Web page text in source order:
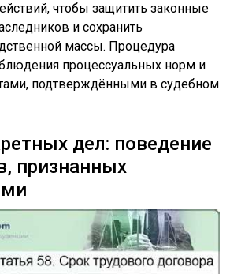
чтобы защитить законные
и сохранить
массы. Процедура
процессуальных норм и
подтверждёнными в судебном
дел: поведение
признанных